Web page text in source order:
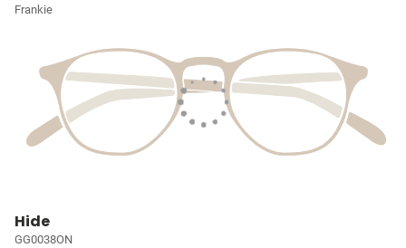
Frankie
Hide
GG0038ON